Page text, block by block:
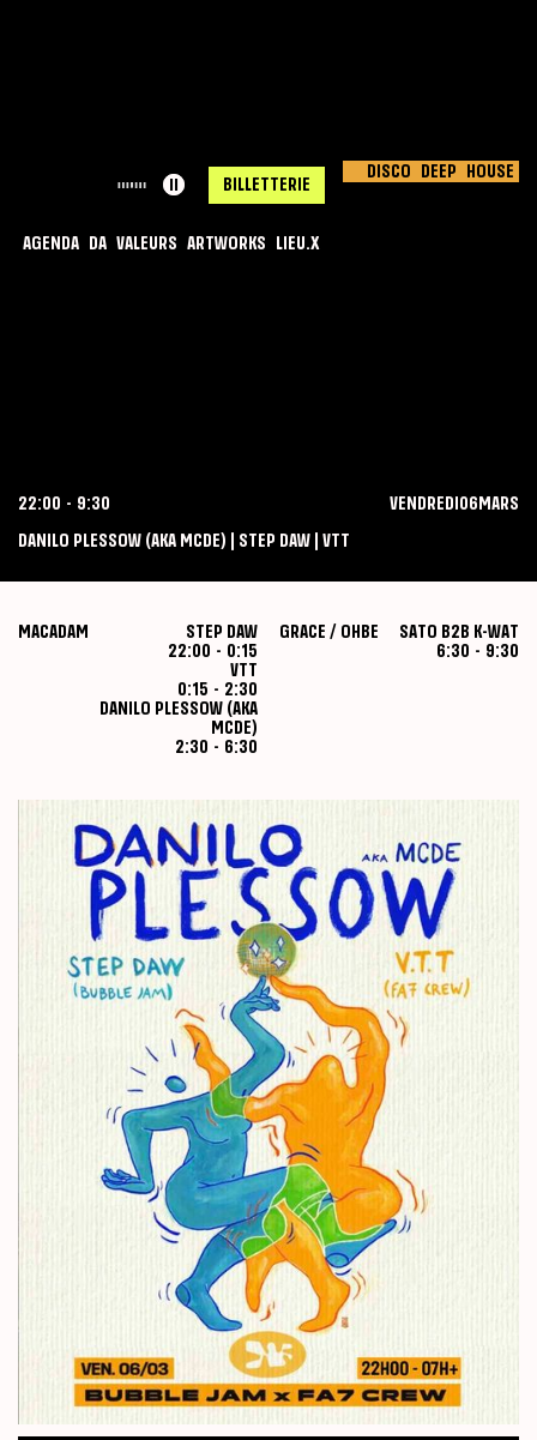
BILLETTERIE
ll
AGENDA DA VALEURS ARTWORKS LIEU.X
HOUSE
DEEP
DISCO
DANILO PLESSOW (AKA MCDE) | STEP DAW | VTT
22:00 - 9:30 VENDREDI 06 MARS
MACADAM
STEP DAW
22:00 - 0:15
VTT
0:15 - 2:30
DANILO PLESSOW (AKA
MCDE)
2:30 - 6:30
GRACE / OHBE
SATO B2B K-WAT
6:30 - 9:30